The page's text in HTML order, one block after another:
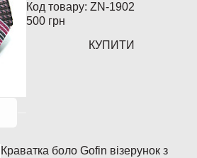
Код товару: ZN-1902
500 грн
КУПИТИ
Краватка боло Gofin візерунок з